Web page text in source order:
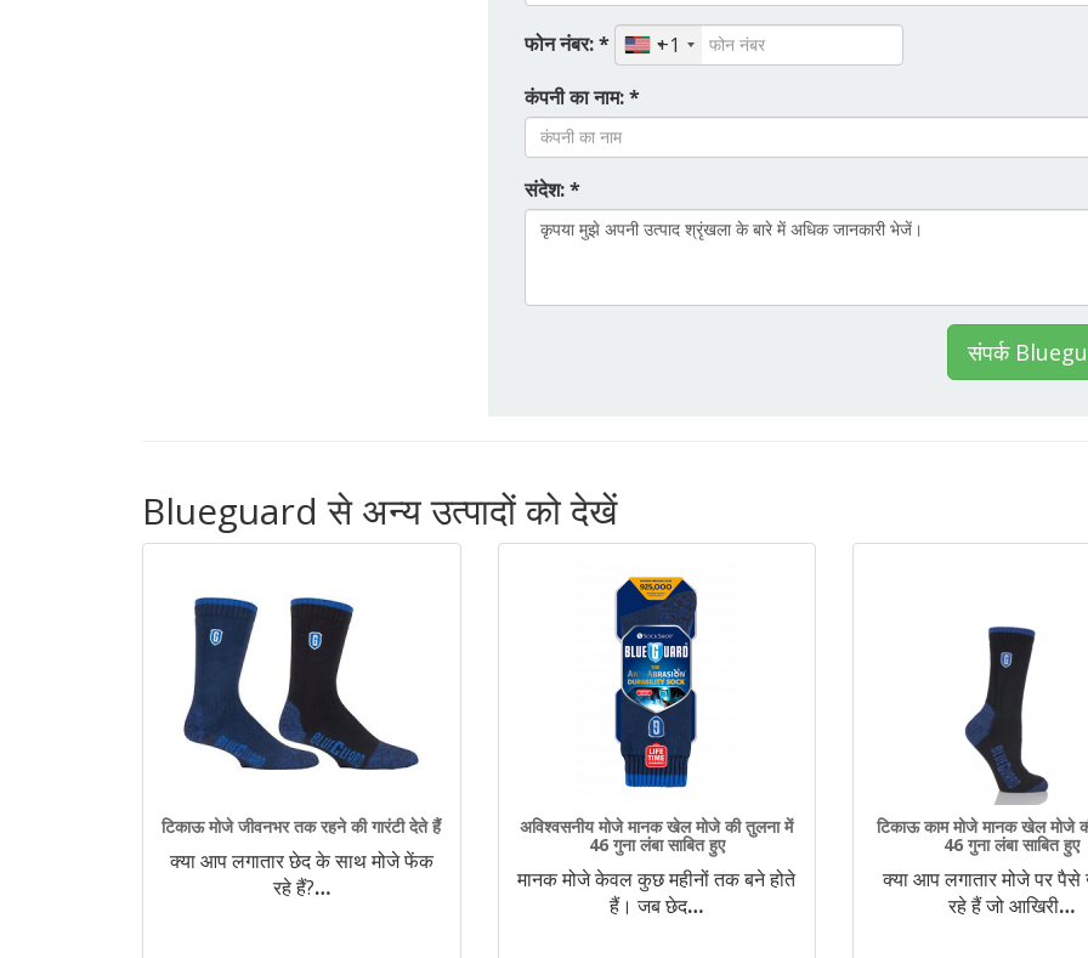
फोन नंबर: *
+1
कंपनी का नाम: *
संदेश: *
संपर्क
Blueguard से अन्य उत्पादों को देखें
टिकाऊ मोजे जीवनभर तक रहने की गारंटी देते हैं
क्या आप लगातार छेद के साथ मोजे फेंक
रहे हैं?…
अविश्वसनीय मोजे मानक खेल मोजे की तुलना में
46 गुना लंबा साबित हुए
मानक मोजे केवल कुछ महीनों तक बने होते
हैं। जब छेद…
टिकाऊ काम मोजे मानक खेल मोजे
46 गुना लंबा साबित हुए
क्या आप लगातार मोजे पर पैसे
रहे हैं जो आखिरी…